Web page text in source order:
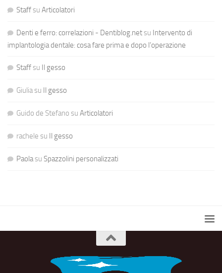
Staffsu Articolatori
Denti e ferro: correlazioni - Dentiblog.netsu Intervento di
implantologia dentale: cosa fare prima e dopo l’operazione
Staffsu Il gesso
Giuliasu Il gesso
Guido de Stefano su Articolatori
rachele su Il gesso
Paolasu Spazzolini personalizzati